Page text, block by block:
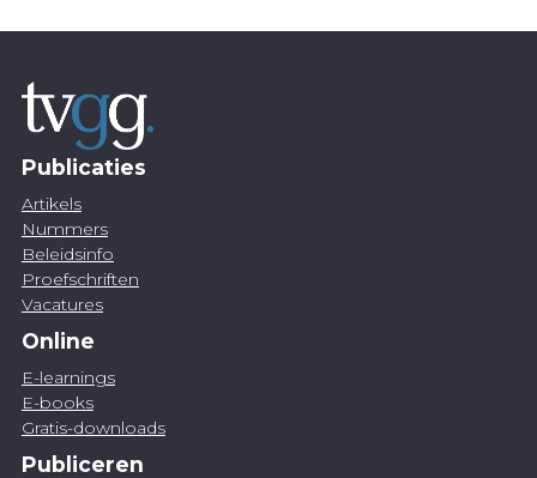
Publicaties
Artikels
Nummers
Beleidsinfo
Proefschriften
Vacatures
Online
E-learnings
E-books
Gratis-downloads
Publiceren